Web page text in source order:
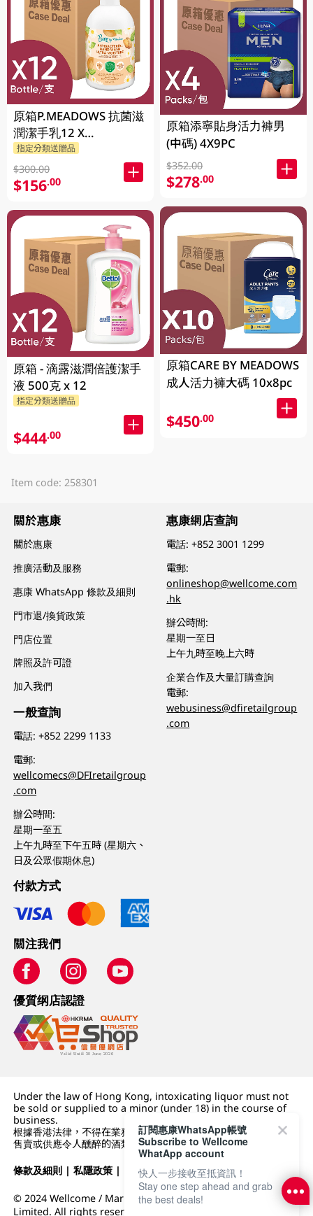
原箱P.MEADOWS 抗菌滋
潤潔手乳12 X
2P.MEADOWS GM
指定分類送贈品
$300.00
$156.00
原箱 - 滴露滋潤倍護潔手
液 500克 x 12
指定分類送贈品
$444.00
原箱添寧貼身活力褲男
(中碼) 4X9PC
$352.00
$278.00
原箱CARE BY MEADOWS
成人活力褲大碼 10x8pc
$450.00
Item code: 258301
關於惠康
關於惠康
推廣活動及服務
惠康 WhatsApp 條款及細則
門市退/換貨政策
門店位置
牌照及許可證
加入我們
一般查詢
電話:+852 2299 1133
電郵:
wellcomecs@DFIretailgroup
.com
辦公時間:
星期一至五
上午九時至下午五時 (星期六、
日及公眾假期休息)
惠康網店查詢
電話:+852 3001 1299
電郵:
onlineshop@wellcome.com
.hk
辦公時間:
星期一至日
上午九時至晚上六時
企業合作及大量訂購查詢
電郵:
webusiness@dfiretailgroup
.com
付款方式
關注我們
優質纲店認證
Under the law of Hong Kong, intoxicating liquor must not
be sold or supplied to a minor (under 18) in the course of
business.
根據香港法律，不得在業務過程中，向未成年人 (18 歲以下人士)
售賣或供應令人醺醉的酒類。
條款及細則 |私隱政策 | DFI零售集團
© 2024 Wellcome / Market Place. The Dairy Farm Company
Limited. All rights reserved.
訂閱惠康WhatsApp帳號
Subscribe to Wellcome
WhatApp account
快人一步接收至抵資訊！
Stay one step ahead and grab
the best deals!